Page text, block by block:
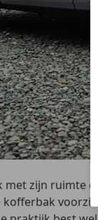
zijn ruimte